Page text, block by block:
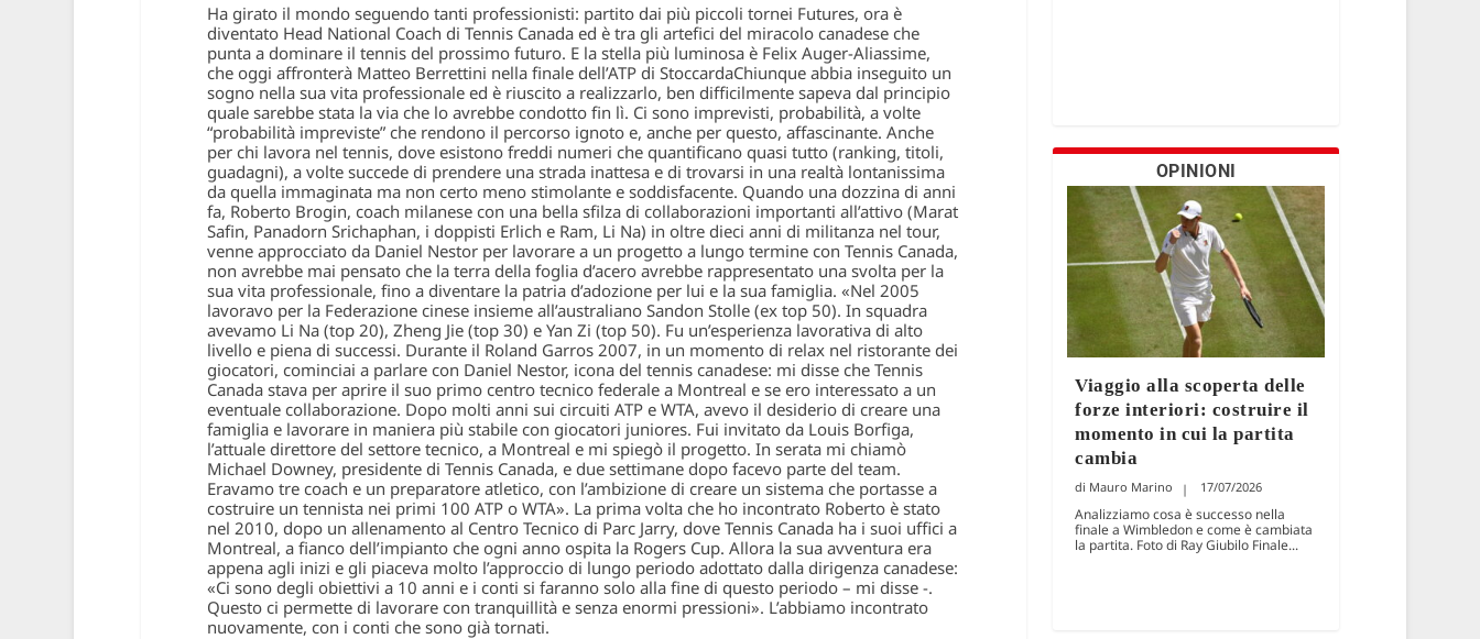
Ha girato il mondo seguendo tanti professionisti: partito dai più piccoli tornei Futures, ora è
diventato Head National Coach di Tennis Canada ed è tra gli artefici del miracolo canadese che
punta a dominare il tennis del prossimo futuro. E la stella più luminosa è Felix Auger-Aliassime,
che oggi affronterà Matteo Berrettini nella finale dell’ATP di StoccardaChiunque abbia inseguito un
sogno nella sua vita professionale ed è riuscito a realizzarlo, ben difficilmente sapeva dal principio
quale sarebbe stata la via che lo avrebbe condotto fin lì. Ci sono imprevisti, probabilità, a volte
“probabilità impreviste” che rendono il percorso ignoto e, anche per questo, affascinante. Anche
per chi lavora nel tennis, dove esistono freddi numeri che quantificano quasi tutto (ranking, titoli,
guadagni), a volte succede di prendere una strada inattesa e di trovarsi in una realtà lontanissima
da quella immaginata ma non certo meno stimolante e soddisfacente. Quando una dozzina di anni
fa, Roberto Brogin, coach milanese con una bella sfilza di collaborazioni importanti all’attivo (Marat
Safin, Panadorn Srichaphan, i doppisti Erlich e Ram, Li Na) in oltre dieci anni di militanza nel tour,
venne approcciato da Daniel Nestor per lavorare a un progetto a lungo termine con Tennis Canada,
non avrebbe mai pensato che la terra della foglia d’acero avrebbe rappresentato una svolta per la
sua vita professionale, fino a diventare la patria d’adozione per lui e la sua famiglia. «Nel 2005
lavoravo per la Federazione cinese insieme all’australiano Sandon Stolle (ex top 50). In squadra
avevamo Li Na (top 20), Zheng Jie (top 30) e Yan Zi (top 50). Fu un’esperienza lavorativa di alto
livello e piena di successi. Durante il Roland Garros 2007, in un momento di relax nel ristorante dei
giocatori, cominciai a parlare con Daniel Nestor, icona del tennis canadese: mi disse che Tennis
Canada stava per aprire il suo primo centro tecnico federale a Montreal e se ero interessato a un
eventuale collaborazione. Dopo molti anni sui circuiti ATP e WTA, avevo il desiderio di creare una
famiglia e lavorare in maniera più stabile con giocatori juniores. Fui invitato da Louis Borfiga,
l’attuale direttore del settore tecnico, a Montreal e mi spiegò il progetto. In serata mi chiamò
Michael Downey, presidente di Tennis Canada, e due settimane dopo facevo parte del team.
Eravamo tre coach e un preparatore atletico, con l’ambizione di creare un sistema che portasse a
costruire un tennista nei primi 100 ATP o WTA». La prima volta che ho incontrato Roberto è stato
nel 2010, dopo un allenamento al Centro Tecnico di Parc Jarry, dove Tennis Canada ha i suoi uffici a
Montreal, a fianco dell’impianto che ogni anno ospita la Rogers Cup. Allora la sua avventura era
appena agli inizi e gli piaceva molto l’approccio di lungo periodo adottato dalla dirigenza canadese:
«Ci sono degli obiettivi a 10 anni e i conti si faranno solo alla fine di questo periodo – mi disse -.
Questo ci permette di lavorare con tranquillità e senza enormi pressioni». L’abbiamo incontrato
nuovamente, con i conti che sono già tornati.
OPINIONI
Viaggio alla scoperta delle
forze interiori: costruire il
momento in cui la partita
cambia
Mauro Marino 17/07/2026
Analizziamo cosa è successo nella
finale a Wimbledon e come è cambiata
la partita. Foto di Ray Giubilo Finale...